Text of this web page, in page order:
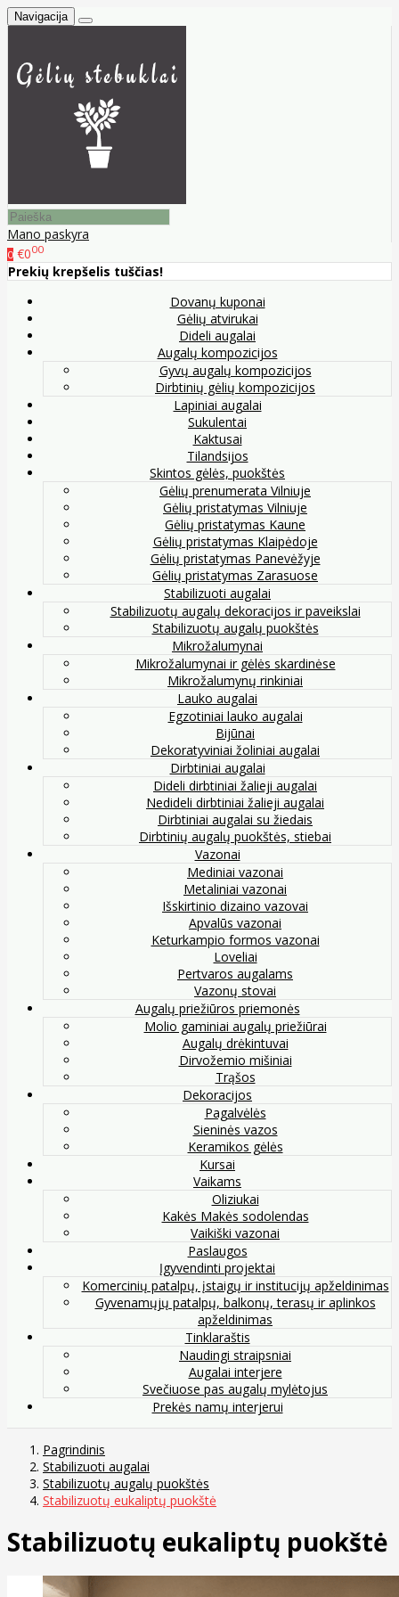
Navigacija
Mano paskyra
0 €000
Prekių krepšelis tuščias!
Dovanų kuponai
Gėlių atvirukai
Dideli augalai
Augalų kompozicijos
Gyvų augalų kompozicijos
Dirbtinių gėlių kompozicijos
Lapiniai augalai
Sukulentai
Kaktusai
Tilandsijos
Skintos gėlės, puokštės
Gėlių prenumerata Vilniuje
Gėlių pristatymas Vilniuje
Gėlių pristatymas Kaune
Gėlių pristatymas Klaipėdoje
Gėlių pristatymas Panevėžyje
Gėlių pristatymas Zarasuose
Stabilizuoti augalai
Stabilizuotų augalų dekoracijos ir paveikslai
Stabilizuotų augalų puokštės
Mikrožalumynai
Mikrožalumynai ir gėlės skardinėse
Mikrožalumynų rinkiniai
Lauko augalai
Egzotiniai lauko augalai
Bijūnai
Dekoratyviniai žoliniai augalai
Dirbtiniai augalai
Dideli dirbtiniai žalieji augalai
Nedideli dirbtiniai žalieji augalai
Dirbtiniai augalai su žiedais
Dirbtinių augalų puokštės, stiebai
Vazonai
Mediniai vazonai
Metaliniai vazonai
Išskirtinio dizaino vazovai
Apvalūs vazonai
Keturkampio formos vazonai
Loveliai
Pertvaros augalams
Vazonų stovai
Augalų priežiūros priemonės
Molio gaminiai augalų priežiūrai
Augalų drėkintuvai
Dirvožemio mišiniai
Trąšos
Dekoracijos
Pagalvėlės
Sieninės vazos
Keramikos gėlės
Kursai
Vaikams
Oliziukai
Kakės Makės sodolendas
Vaikiški vazonai
Paslaugos
Įgyvendinti projektai
Komercinių patalpų, įstaigų ir institucijų apželdinimas
Gyvenamųjų patalpų, balkonų, terasų ir aplinkos
apželdinimas
Tinklaraštis
Naudingi straipsniai
Augalai interjere
Svečiuose pas augalų mylėtojus
Prekės namų interjerui
Pagrindinis
Stabilizuoti augalai
Stabilizuotų augalų puokštės
Stabilizuotų eukaliptų puokštė
Stabilizuotų eukaliptų puokštė